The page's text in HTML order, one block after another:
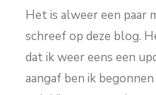
Het is alweer een paar
schreef op deze blog.
dat ik weer eens een
aangaf ben ik